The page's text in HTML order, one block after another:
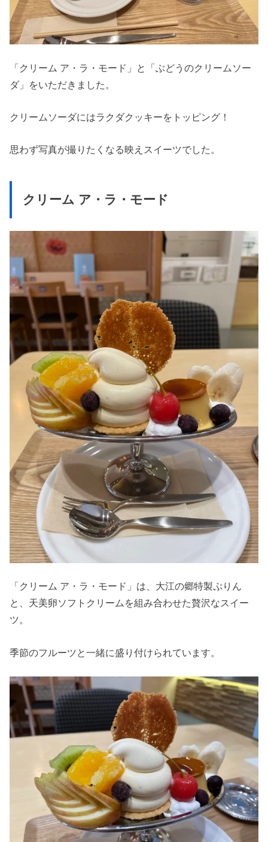
「クリーム ア・ラ・モード」と「ぶどうのクリームソー
ダ」をいただきました。
クリームソーダにはラクダクッキーをトッピング！
思わず写真が撮りたくなる映えスイーツでした。
クリーム ア・ラ・モード
「クリーム ア・ラ・モード」は、大江の郷特製ぷりん
と、天美卵ソフトクリームを組み合わせた贅沢なスイー
ツ。
季節のフルーツと一緒に盛り付けられています。